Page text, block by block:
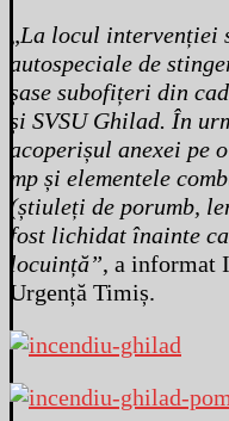
„La locul intervenției
autospeciale de
șase subofițeri din
și SVSU Ghilad. În
acoperișul anexei pe
mp și elementele
(știuleți de porumb,
fost lichidat înainte
locuință”, a informat
Urgență Timiș.